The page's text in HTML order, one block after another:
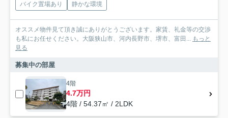
バイク置場あり
静かな環境
オススメ物件見て頂き誠にありがとうございます。家賃、礼金等の交渉
も私にお任せください。大阪狭山市、河内長野市、堺市、富田... もっと
見る
募集中の部屋
4階
4.7万円
4階 / 54.37㎡ / 2LDK